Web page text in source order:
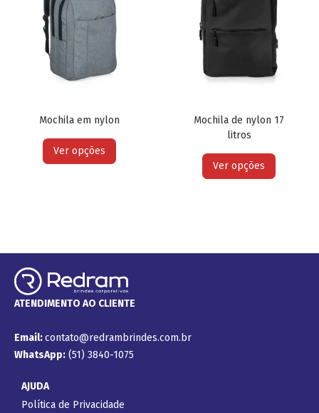
Mochila em nylon
Ver opções
Mochila de nylon 17
litros
Ver opções
ATENDIMENTO AO CLIENTE
Email:contato@redrambrindes.com.br
WhatsApp: (51) 3840-1075
AJUDA
Política de Privacidade